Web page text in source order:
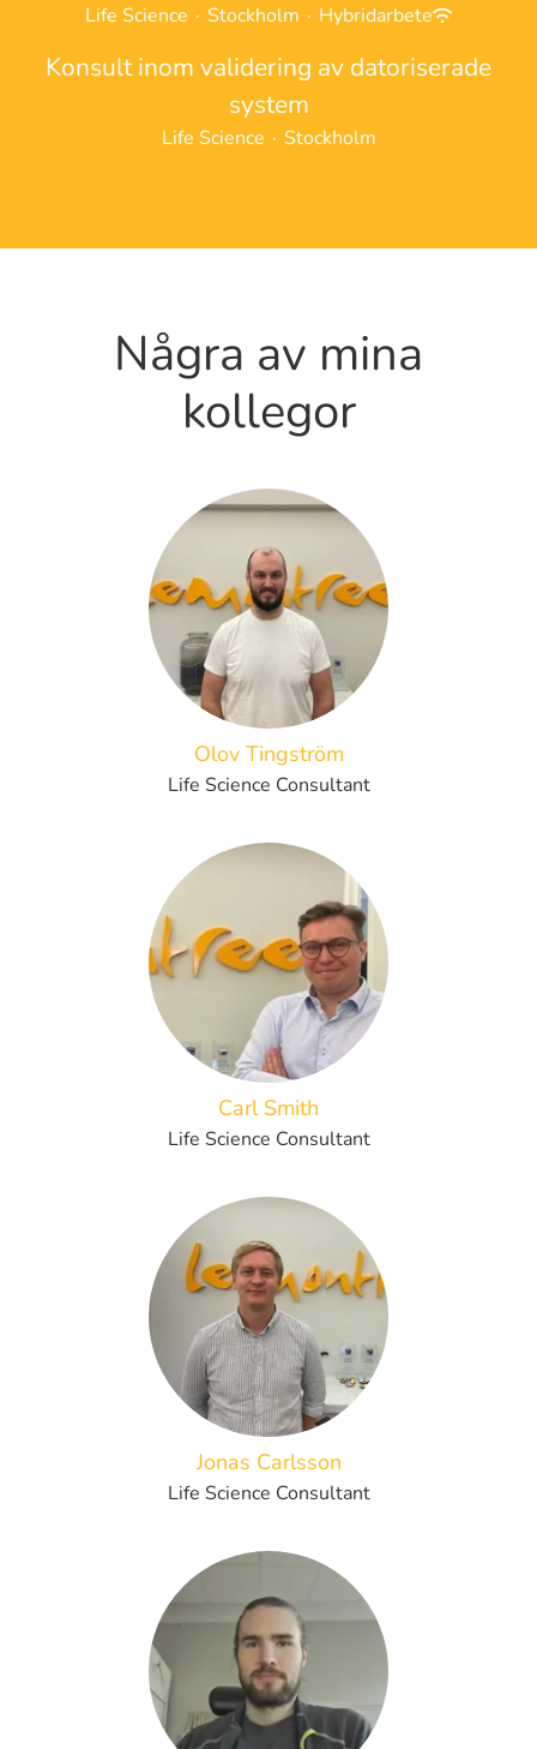
Life Science · Stockholm · Hybridarbete
Konsult inom validering av datoriserade
system
Life Science · Stockholm
Några av mina
kollegor
Olov Tingström
Life Science Consultant
Carl Smith
Life Science Consultant
Jonas Carlsson
Life Science Consultant